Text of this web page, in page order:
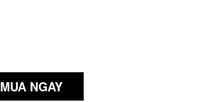
MUA NGAY